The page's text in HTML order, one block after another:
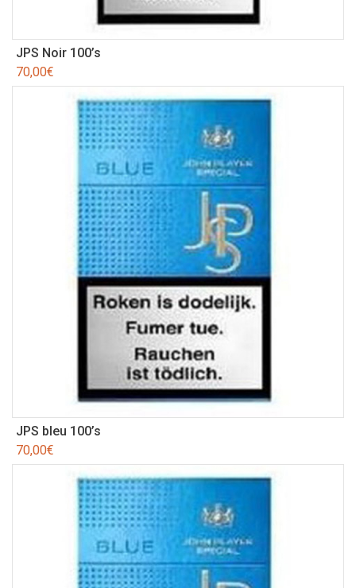
JPS Noir 100’s
70,00€
JPS bleu 100’s
70,00€